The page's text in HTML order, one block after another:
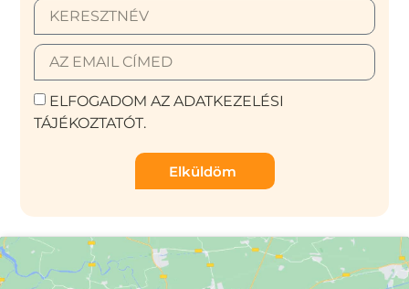
ELFOGADOM AZ ADATKEZELÉSI
TÁJÉKOZTATÓT.
Elküldöm